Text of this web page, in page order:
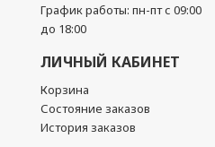
График работы: пн-пт с 09:00
до 18:00
ЛИЧНЫЙ КАБИНЕТ
Корзина
Состояние заказов
История заказов